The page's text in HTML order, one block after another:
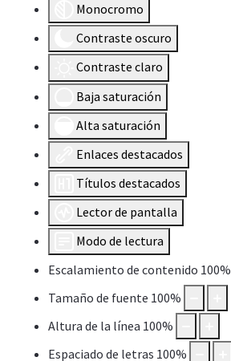
Monocromo
Contraste oscuro
Contraste claro
Baja saturación
Alta saturación
Enlaces destacados
Títulos destacados
Lector de pantalla
Modo de lectura
Escalamiento de contenido 100%
Tamaño de fuente 100%
Altura de la línea 100%
Espaciado de letras 100%